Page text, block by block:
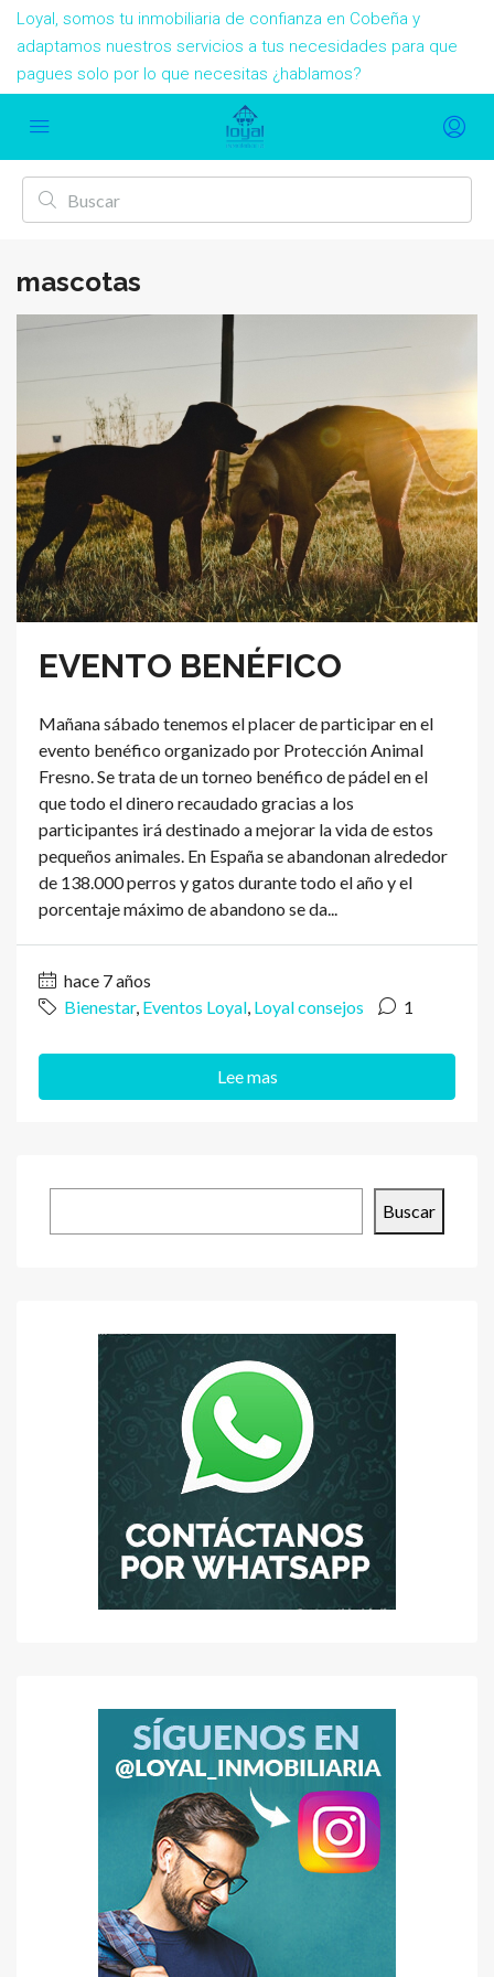
Loyal, somos tu inmobiliaria de confianza en Cobeña y
adaptamos nuestros servicios a tus necesidades para que
pagues solo por lo que necesitas ¿hablamos?
mascotas
EVENTO BENÉFICO
Mañana sábado tenemos el placer de participar en el
evento benéfico organizado por Protección Animal
Fresno. Se trata de un torneo benéfico de pádel en el
que todo el dinero recaudado gracias a los
participantes irá destinado a mejorar la vida de estos
pequeños animales. En España se abandonan alrededor
de 138.000 perros y gatos durante todo el año y el
porcentaje máximo de abandono se da...
hace 7 años
Bienestar, Eventos Loyal Loyal consejos 1
Lee mas
Buscar